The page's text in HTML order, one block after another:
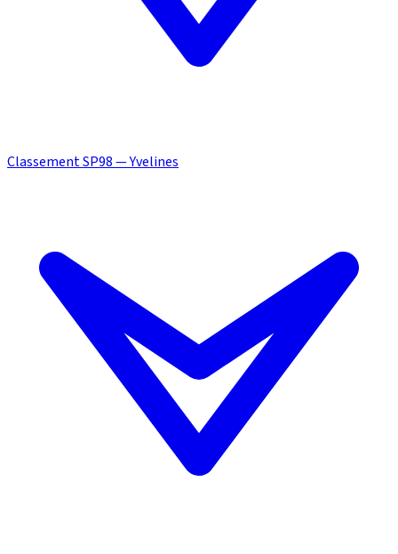
Classement SP98 — Yvelines